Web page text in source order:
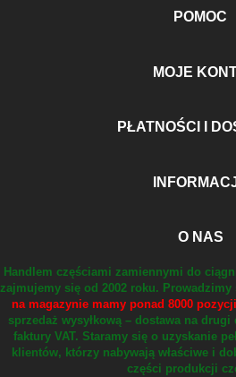
POMOC
MOJE
PŁATNOŚCI I
O NAS
Handlem częściami zamiennymi do
zajmujemy się od 2002 roku.
na magazynie mamy ponad 8000
sprzedaż wysyłkową – dostawa na
faktury VAT. Staramy się o uzyskanie
klientów, którzy nabywają właściwe i
części produkcji